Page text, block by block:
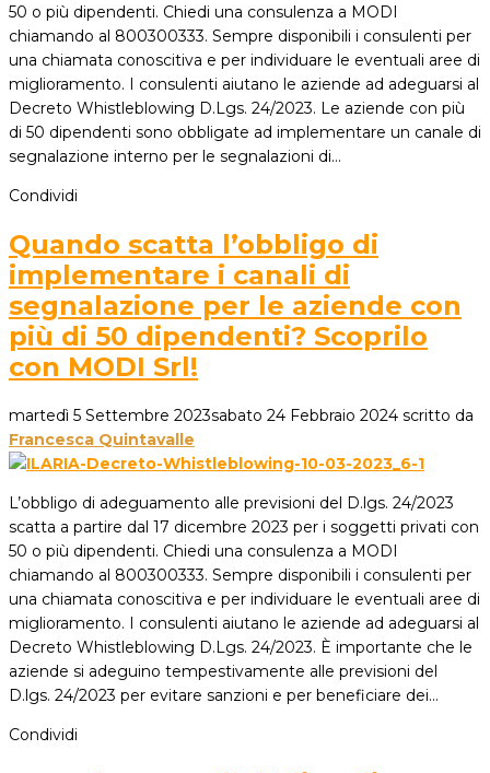
50 o più dipendenti. Chiedi una consulenza a MODI
chiamando al 800300333. Sempre disponibili i consulenti per
una chiamata conoscitiva e per individuare le eventuali aree di
miglioramento. I consulenti aiutano le aziende ad adeguarsi al
Decreto Whistleblowing D.Lgs. 24/2023. Le aziende con più
di 50 dipendenti sono obbligate ad implementare un canale di
segnalazione interno per le segnalazioni di…
Condividi
Quando scatta l’obbligo di
implementare i canali di
segnalazione per le aziende con
più di 50 dipendenti? Scoprilo
con MODI Srl!
martedì 5 Settembre 2023sabato 24 Febbraio 2024 scritto da
Francesca Quintavalle
L’obbligo di adeguamento alle previsioni del D.lgs. 24/2023
scatta a partire dal 17 dicembre 2023 per i soggetti privati con
50 o più dipendenti. Chiedi una consulenza a MODI
chiamando al 800300333. Sempre disponibili i consulenti per
una chiamata conoscitiva e per individuare le eventuali aree di
miglioramento. I consulenti aiutano le aziende ad adeguarsi al
Decreto Whistleblowing D.Lgs. 24/2023. È importante che le
aziende si adeguino tempestivamente alle previsioni del
D.lgs. 24/2023 per evitare sanzioni e per beneficiare dei…
Condividi